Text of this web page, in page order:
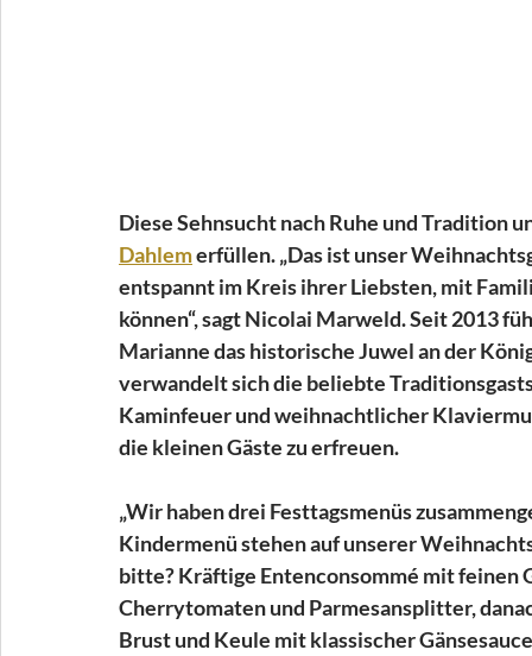
Diese Sehnsucht nach Ruhe und Tradition
Dahlem erfüllen. „Das ist unser
entspannt im Kreis ihrer Liebsten, mit
können“, sagt Nicolai Marweld. Seit 2013
Marianne das historische Juwel an der
verwandelt sich die beliebte
Kaminfeuer und weihnachtlicher
die kleinen Gäste zu erfreuen.
„Wir haben drei Festtagsmenüs
Kindermenü stehen auf unserer
bitte? Kräftige Entenconsommé mit
Cherrytomaten und Parmesansplitter,
Brust und Keule mit klassischer